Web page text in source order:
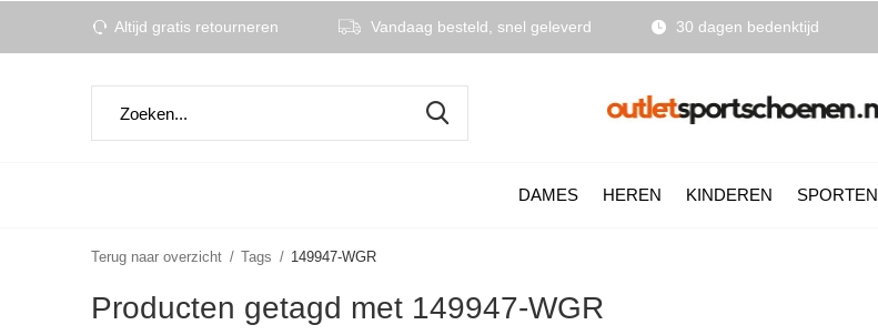
DAMES HEREN KINDEREN SPORTEN
Altijd gratis retourneren Vandaag besteld, snel geleverd 30 dagen bedenktijd
Terug naar overzicht Tags 149947-WGR
Producten getagd met 149947-WGR